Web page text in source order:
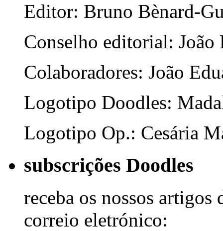
Editor: Bruno Bènard-
Conselho editorial: João
Colaboradores: João
Logotipo Doodles:
Logotipo Op.: Cesária
subscrições Doodles
receba os nossos artigos
correio eletrónico: